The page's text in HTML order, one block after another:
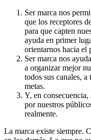
Ser marca nos
que los receptores
para que capten
ayuda en primer
orientarnos hacia el
Ser marca nos
a organizar mejor
todos sus canales,
metas.
Y, en consecuencia,
por nuestros
realmente.
La marca existe siempre.